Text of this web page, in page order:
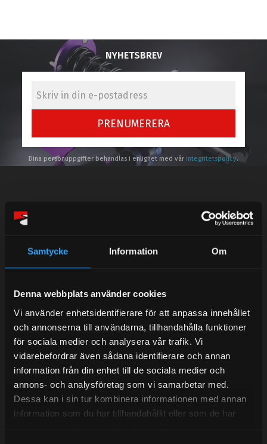
Samtycke Information Om
Denna webbplats använder cookies
Vi använder enhetsidentifierare för att anpassa innehållet
och annonserna till användarna, tillhandahålla funktioner
för sociala medier och analysera vår trafik. Vi
vidarebefordrar även sådana identifierare och annan
information från din enhet till de sociala medier och
annons- och analysföretag som vi samarbetar med.
Dessa kan i sin tur kombinera informationen med annan
information som du har tillhandahållit eller som de har
NYHETSBREV
PRENUMERERA
Dina personuppgifter behandlas i enlighet med vår integritetspolicy.
Semestertider.
Under V.27 - V.33 nås vi enbart på mejl. Ordrar skickas
det helt stängt.
Mån-Tors: 10:30-15:00
Lunchstängt 12:00-13:00
Tel:031- 51 66 60
E-post: info@streetperformance.se